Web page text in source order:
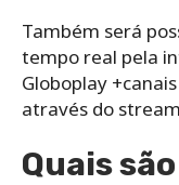
Também será
tempo real pela
Globoplay
através do
Quais